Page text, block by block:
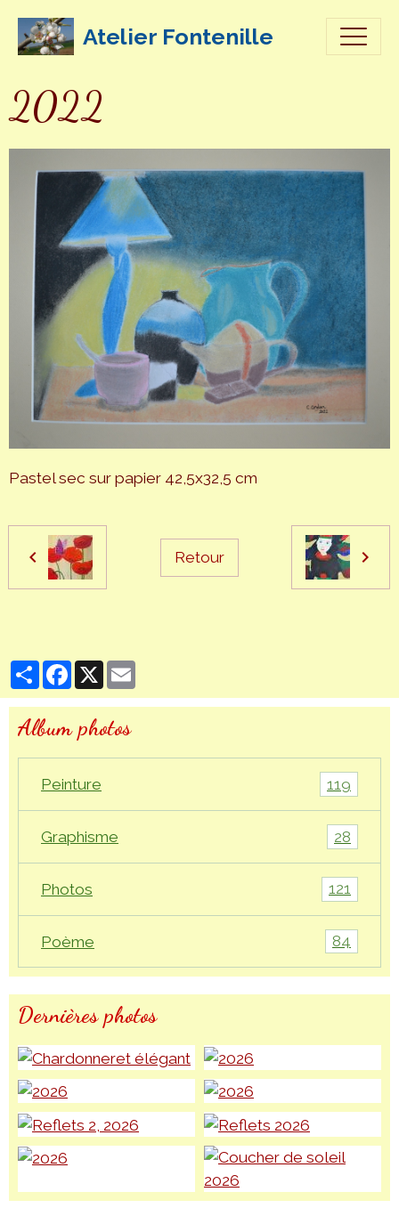
Atelier Fontenille
2022
Pastel sec sur papier 42,5x32,5 cm
Retour
PartagerFacebook
X
Album photos
Peinture 119
Graphisme 28
Photos 121
Poème 84
Dernières photos